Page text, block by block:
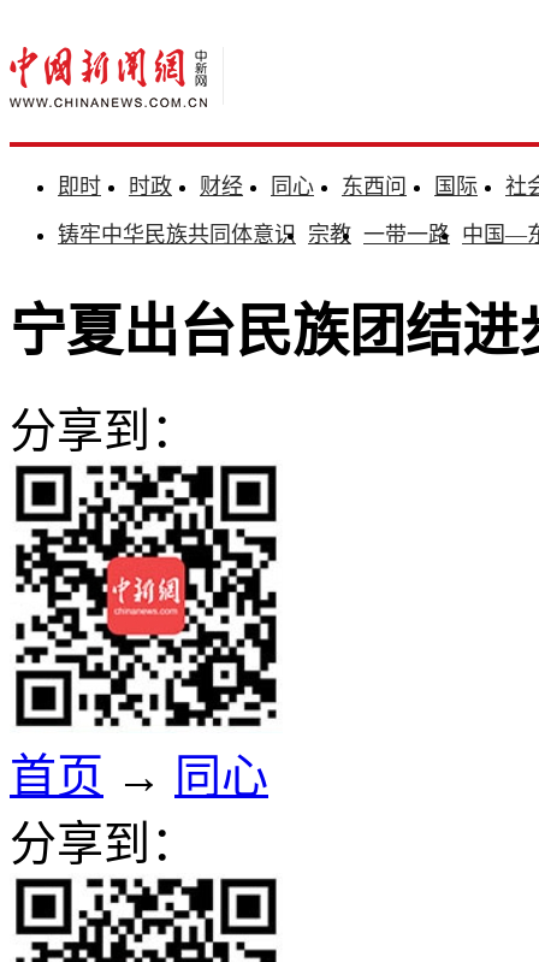
即时 时政 财经 同心 东西问 国际
社
铸牢中华民族共同体意识 宗教 一带一路 中国—
宁夏出台民族团结
分享到：
首页 → 同心
分享到：